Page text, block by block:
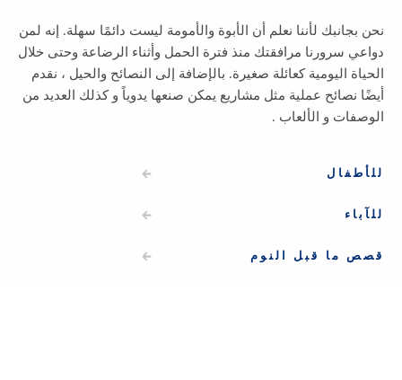
نحن بجانبك لأننا نعلم أن الأبوة والأمومة ليست دائمًا سهلة. إنه لمن
دواعي سرورنا مرافقتك منذ فترة الحمل وأثناء الرضاعة وحتى خلال
الحياة اليومية كعائلة صغيرة. بالإضافة إلى النصائح والحيل ، نقدم
أيضًا نصائح عملية مثل مشاريع يمكن صنعها يدوياً و كذلك العديد من
الوصفات و الألعاب .
للأطفال
للآباء
قصص ما قبل النوم